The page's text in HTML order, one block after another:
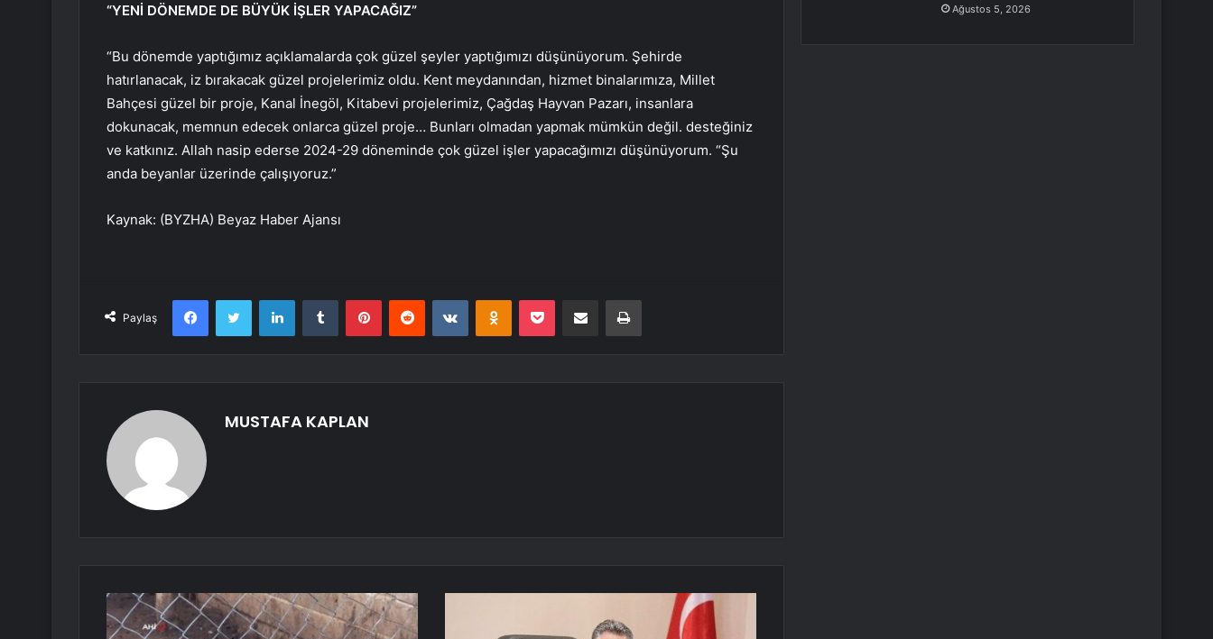
“YENİ DÖNEMDE DE BÜYÜK İŞLER YAPACAĞIZ”
“Bu dönemde yaptığımız açıklamalarda çok güzel şeyler yaptığımızı düşünüyorum. Şehirde
hatırlanacak, iz bırakacak güzel projelerimiz oldu. Kent meydanından, hizmet binalarımıza, Millet
Bahçesi güzel bir proje, Kanal İnegöl, Kitabevi projelerimiz, Çağdaş Hayvan Pazarı, insanlara
dokunacak, memnun edecek onlarca güzel proje… Bunları olmadan yapmak mümkün değil. desteğiniz
ve katkınız. Allah nasip ederse 2024-29 döneminde çok güzel işler yapacağımızı düşünüyorum. “Şu
anda beyanlar üzerinde çalışıyoruz.”
Kaynak: (BYZHA) Beyaz Haber Ajansı
Paylaş
FacebookTwitter LinkedInTumblr PinterestReddit VKontakteOdnoklassniki
Pocket E-Posta ile paylaş Yazdır
MUSTAFA KAPLAN
Ağustos 5, 2026